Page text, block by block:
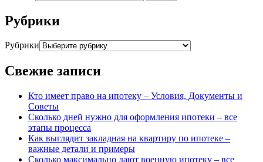
Рубрики
Рубрики
Свежие записи
Кто имеет право на ипотеку – Условия, Документы и
Советы
Сколько дней нужно для оформления ипотеки – все
этапы процесса
Как выглядит закладная на квартиру по ипотеке –
важные детали и примеры
Сколько максимально дают военную ипотеку – все